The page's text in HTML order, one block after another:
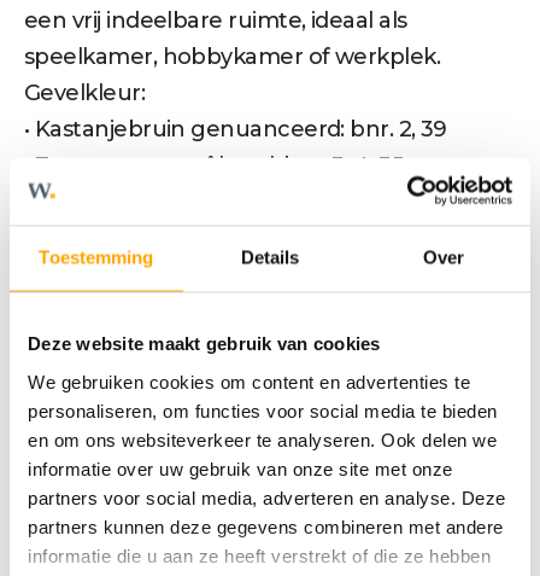
Toestemming Details Over
Deze website maakt gebruik van cookies
We gebruiken cookies om content en advertenties te
personaliseren, om functies voor social media te bieden
en om ons websiteverkeer te analyseren. Ook delen we
informatie over uw gebruik van onze site met onze
partners voor social media, adverteren en analyse. Deze
partners kunnen deze gegevens combineren met andere
informatie die u aan ze heeft verstrekt of die ze hebben
een vrij indeelbare ruimte, ideaal als
speelkamer, hobbykamer of werkplek.
Gevelkleur:
• Kastanjebruin genuanceerd: bnr. 2, 39
• Terracotta gemêleerd: bnr. 3, 4, 35,
• Aarde-rood gemêleerd: bnr. 36
Meer tekst
Kenmerken
OVERDRACHT
Status
Verkocht o.v.